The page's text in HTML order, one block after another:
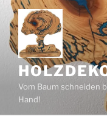
Zum
Inhalt
springen
Vom Baum schneiden
Hand!